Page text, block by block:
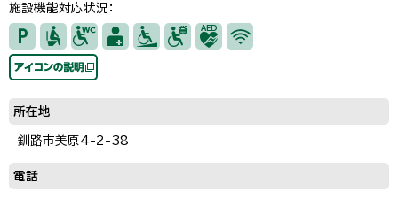
施設機能対応状況：
所在地
釧路市美原4-2-38
電話